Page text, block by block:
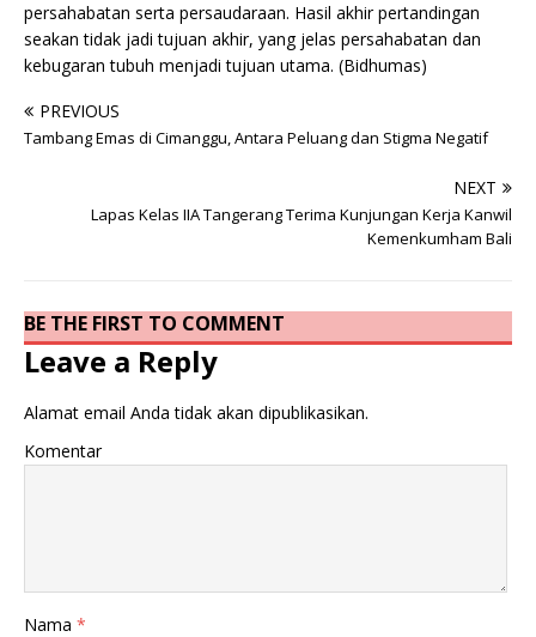
persahabatan serta persaudaraan. Hasil akhir pertandingan
seakan tidak jadi tujuan akhir, yang jelas persahabatan dan
kebugaran tubuh menjadi tujuan utama. (Bidhumas)
PREVIOUS
Tambang Emas di Cimanggu, Antara Peluang dan Stigma Negatif
NEXT
Lapas Kelas IIA Tangerang Terima Kunjungan Kerja Kanwil
Kemenkumham Bali
BE THE FIRST TO COMMENT
Leave a Reply
Alamat email Anda tidak akan dipublikasikan.
Komentar
Nama *